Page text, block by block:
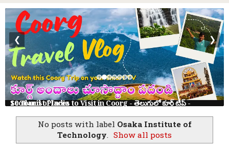
10 Tourist Places to Visit in Coorg - తెలుగులో కూర్గ్ ట్రిప్ - Scotland of India
❮ ❯
No posts with label Osaka Institute of
Technology. Show all posts